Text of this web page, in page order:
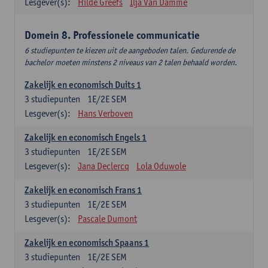
Domein 8. Professionele communicatie
6 studiepunten te kiezen uit de aangeboden talen. Gedurende de
bachelor moeten minstens 2 niveaus van 2 talen behaald worden.
Zakelijk en economisch Duits 1
1E/2E SEM
3 studiepunten
Lesgever(s):
Hans Verboven
Zakelijk en economisch Engels 1
1E/2E SEM
3 studiepunten
Lesgever(s):
Jana Declercq Lola Oduwole
Zakelijk en economisch Frans 1
1E/2E SEM
3 studiepunten
Lesgever(s):
Pascale Dumont
Zakelijk en economisch Spaans 1
1E/2E SEM
3 studiepunten